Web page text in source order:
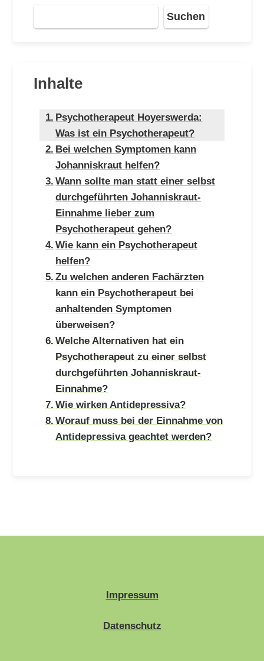
Suchen
Inhalte
Psychotherapeut Hoyerswerda:
Was ist ein Psychotherapeut?
Bei welchen Symptomen kann
Johanniskraut helfen?
Wann sollte man statt einer selbst
durchgeführten Johanniskraut-
Einnahme lieber zum
Psychotherapeut gehen?
Wie kann ein Psychotherapeut
helfen?
Zu welchen anderen Fachärzten
kann ein Psychotherapeut bei
anhaltenden Symptomen
überweisen?
Welche Alternativen hat ein
Psychotherapeut zu einer selbst
durchgeführten Johanniskraut-
Einnahme?
Wie wirken Antidepressiva?
Worauf muss bei der Einnahme von
Antidepressiva geachtet werden?
Impressum
Datenschutz